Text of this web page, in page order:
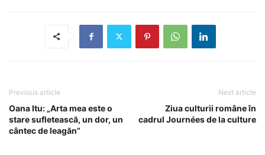
Previous article
Oana Itu: „Arta mea este o
stare sufletească, un dor, un
cântec de leagăn”
Next article
Ziua culturii române în
cadrul Journées de la culture